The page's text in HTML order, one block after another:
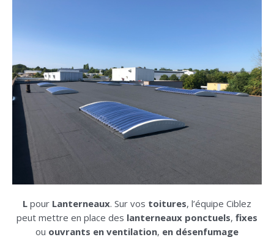
L pour Lanterneaux. Sur vos toitures, l’équipe Ciblez
peut mettre en place des lanterneaux ponctuels, fixes
ou ouvrants en ventilation, en désenfumage